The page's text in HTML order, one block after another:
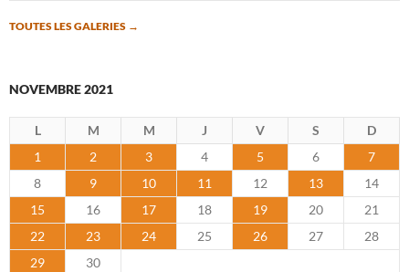
TOUTES LES GALERIES →
NOVEMBRE 2021
L M M J V S
D
1
2 3 4 5 6
7
8
9 10 11 12 13
14
15
16 17 18 19 20
21
22
23 24 25 26 27
28
29
30